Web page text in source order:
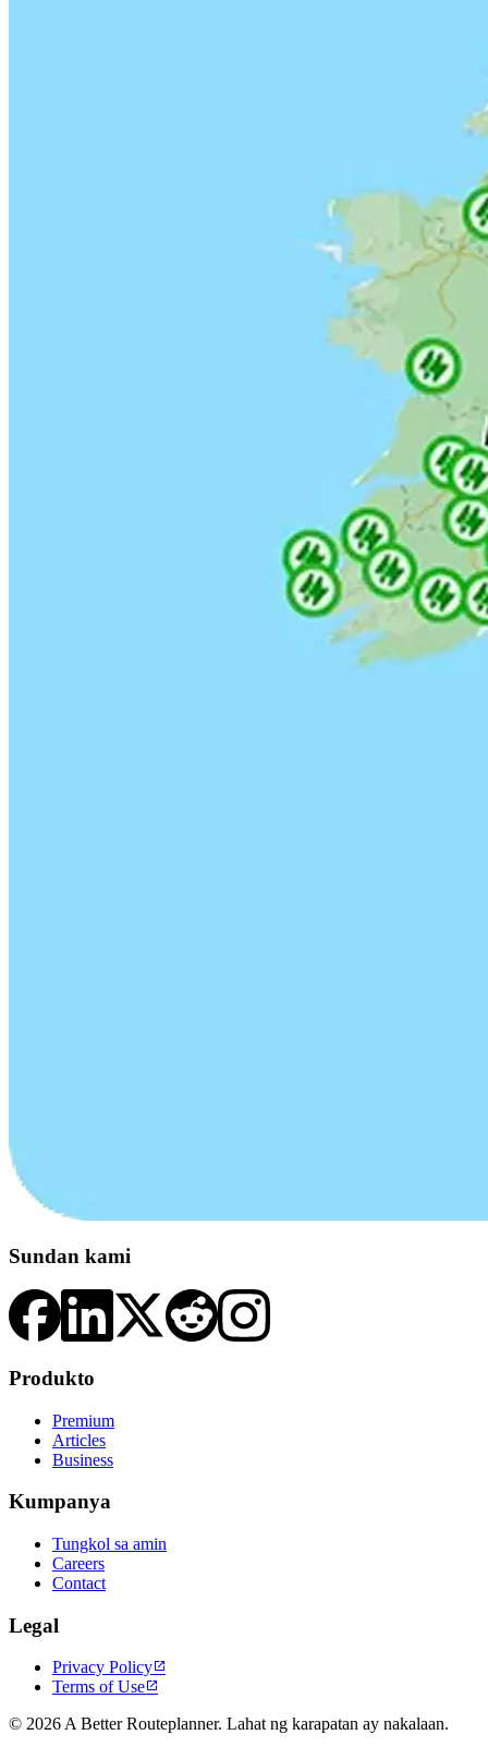
Sundan kami
Produkto
Premium
Articles
Business
Kumpanya
Tungkol sa amin
Careers
Contact
Legal
Privacy Policy
Terms of Use
© 2026 A Better Routeplanner. Lahat ng karapatan ay nakalaan.